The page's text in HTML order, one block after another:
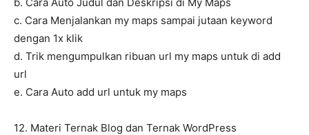
c. Cara Menjalankan my maps sampai jutaan keyword
dengan 1x klik
d. Trik mengumpulkan ribuan url my maps untuk di add
url
e. Cara Auto add url untuk my maps
12. Materi Ternak Blog dan Ternak WordPress